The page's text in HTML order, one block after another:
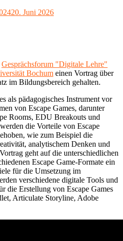
20. Juni 2026
Gesprächsforum "Digitale Lehre"
Bochum einen Vortrag über
im Bildungsbereich gehalten.
als pädagogisches Instrument vor
von Escape Games, darunter
Rooms, EDU Breakouts und
die Vorteile von Escape
wie zum Beispiel die
analytischem Denken und
geht auf die unterschiedlichen
Escape Game-Formate ein
für die Umsetzung im
verschiedene digitale Tools und
die Erstellung von Escape Games
Articulate Storyline, Adobe